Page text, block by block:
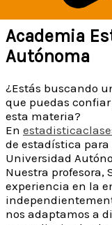
Academia
Autónoma
¿Estás buscando
que puedas
esta materia?
En
de estadística
Universidad
Nuestra profesora,
experiencia en la
nos adaptamos a